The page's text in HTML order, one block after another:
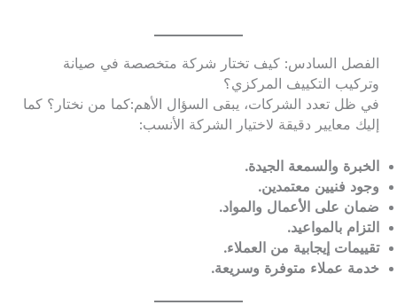
الفصل السادس: كيف تختار شركة متخصصة في صيانة
وتركيب التكييف المركزي؟
في ظل تعدد الشركات، يبقى السؤال الأهم:كما من نختار؟ كما
إليك معايير دقيقة لاختيار الشركة الأنسب:
الخبرة والسمعة الجيدة.
وجود فنيين معتمدين.
ضمان على الأعمال والمواد.
التزام بالمواعيد.
تقييمات إيجابية من العملاء.
خدمة عملاء متوفرة وسريعة.